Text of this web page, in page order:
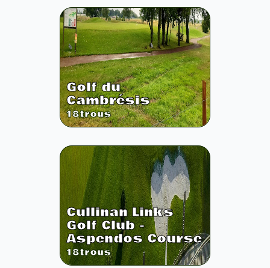
Golf du
Cambrésis
18trous
Cullinan Links
Golf Club -
Aspendos Course
18trous